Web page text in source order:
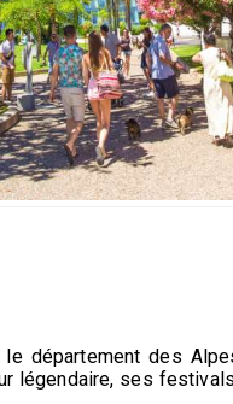
département des
légendaire, ses